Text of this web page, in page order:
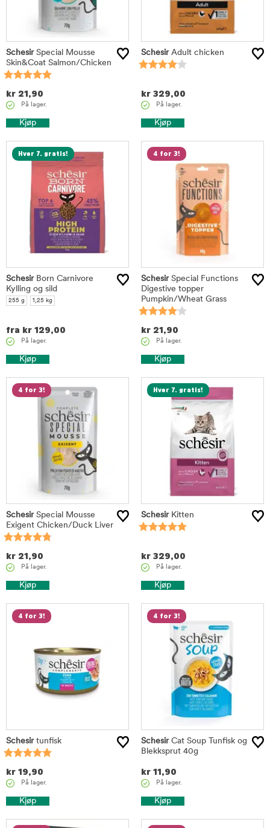
SchesirSpecial Mousse
Skin&Coat Salmon/Chicken
kr 21,90
På lager.
Kjøp
SchesirAdult chicken
kr 329,00
På lager.
Kjøp
Hver 7. gratis!
SchesirBorn Carnivore
Kylling og sild
255 g 1,25 kg
fra kr 129,00
På lager.
Kjøp
4 for 3!
SchesirSpecial Functions
Digestive topper
Pumpkin/Wheat Grass
kr 21,90
På lager.
Kjøp
4 for 3!
SchesirSpecial Mousse
Exigent Chicken/Duck Liver
kr 21,90
På lager.
Kjøp
Hver 7. gratis!
SchesirKitten
kr 329,00
På lager.
Kjøp
4 for 3!
Schesirtunfisk
kr 19,90
På lager.
Kjøp
4 for 3!
SchesirCat Soup Tunfisk og
Blekksprut 40g
kr 11,90
På lager.
Kjøp